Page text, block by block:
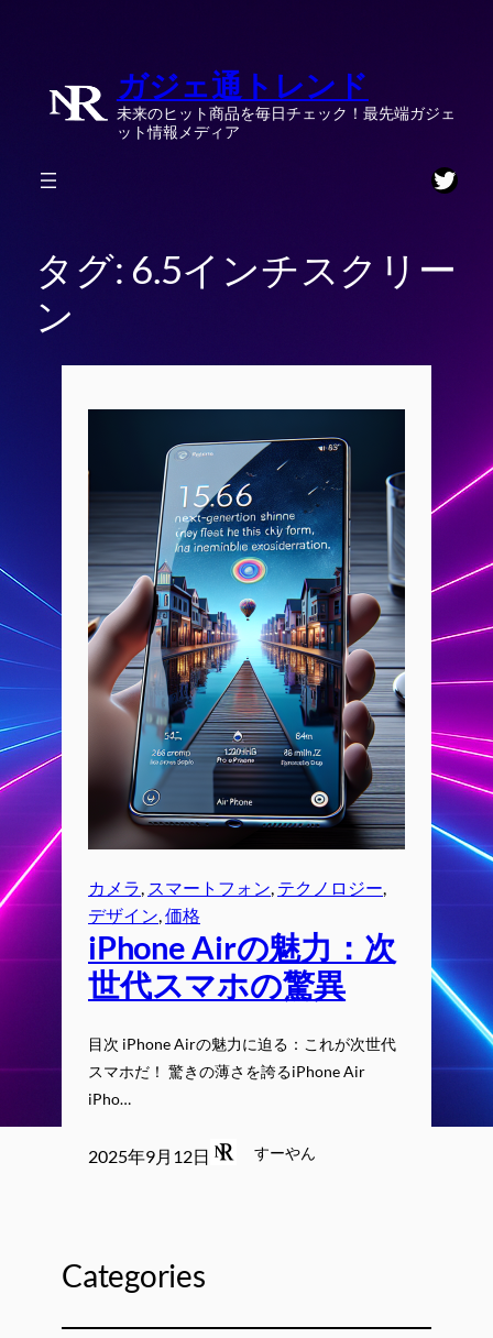
ガジェ通トレンド
未来のヒット商品を毎日チェック！最先端ガジェ
ット情報メディア
タグ: 6.5インチスクリー
ン
カメラ, スマートフォン, テクノロジー
デザイン, 価格
iPhone Airの魅力：次
世代スマホの驚異
目次 iPhone Airの魅力に迫る：これが次世代
スマホだ！ 驚きの薄さを誇るiPhone Air
iPho…
2025年9月12日 すーやん
Categories